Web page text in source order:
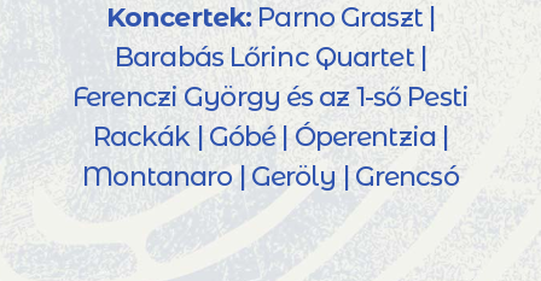
Koncertek: Parno Graszt |
Barabás Lőrinc Quartet |
Ferenczi György és az 1-ső Pesti
Rackák | Góbé | Óperentzia |
Montanaro | Geröly | Grencsó